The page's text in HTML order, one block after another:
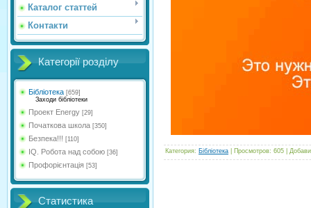
Каталог статтей
Контакти
Категорії розділу
Бібліотека [659]
Заходи бібліотеки
Проект Energy [29]
Початкова школа [350]
Безпека!!! [110]
IQ. Робота над собою [36]
Профорієнтація [53]
Статистика
Категория: Бібліотека Просмотров: 605